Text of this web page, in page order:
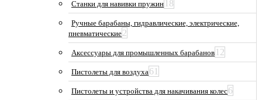
Станки для навивки пружин 18
Ручные барабаны, гидравлические, электрические,
пневматические2
Аксессуары для промышленных барабанов 12
Пистолеты для воздуха61
Пистолеты и устройства для накачивания колес6